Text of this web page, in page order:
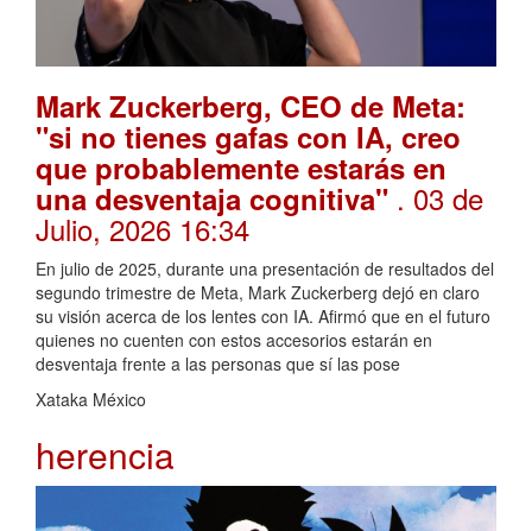
Mark Zuckerberg, CEO de Meta:
"si no tienes gafas con IA, creo
que probablemente estarás en
una desventaja cognitiva" . 03 de
Julio, 2026 16:34
En julio de 2025, durante una presentación de resultados del
segundo trimestre de Meta, Mark Zuckerberg dejó en claro
su visión acerca de los lentes con IA. Afirmó que en el futuro
quienes no cuenten con estos accesorios estarán en
desventaja frente a las personas que sí las pose
Xataka México
herencia